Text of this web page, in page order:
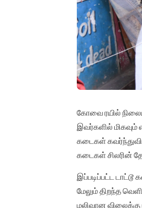
கோவை ரயில்
இவர்களில் மிகவும்
கடைகள்
கடைகள் சிலரின்
இப்படிப்பட்ட
மேலும் திறந்த
மலிவான